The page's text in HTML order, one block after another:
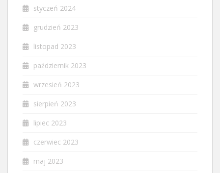
styczeń 2024
grudzień 2023
listopad 2023
październik 2023
wrzesień 2023
sierpień 2023
lipiec 2023
czerwiec 2023
maj 2023